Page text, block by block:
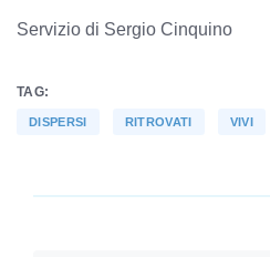
Servizio di Sergio Cinquino
TAG:
DISPERSI RITROVATI VIVI